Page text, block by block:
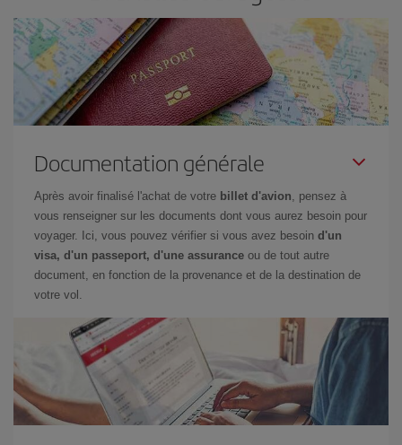
Documentation générale
Après avoir finalisé l'achat de votre billet d'avion, pensez à
vous renseigner sur les documents dont vous aurez besoin pour
voyager. Ici, vous pouvez vérifier si vous avez besoin d'un
visa, d'un passeport, d'une assurance ou de tout autre
document, en fonction de la provenance et de la destination de
votre vol.